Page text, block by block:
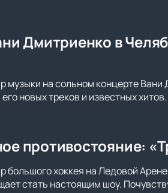
Дмитриенко в
музыки на сольном концерте
новых треков и известных
противостояние:
большого хоккея на Ледовой
стать настоящим шоу.